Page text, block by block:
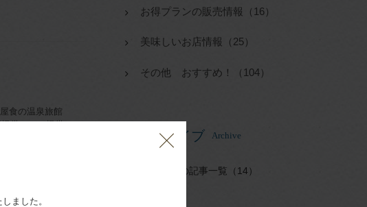
食の温泉旅館
供のみご提供
お得プランの販売情報（16）
美味しいお店情報（25）
その他 おすすめ！（104）
アーカイブ Archive
2026年の記事一覧（14）
ました。